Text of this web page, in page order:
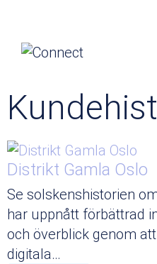
Distrikt Gamla Oslo
Se solskenshistorien
har uppnått förbättrad
och överblick genom
digitala…